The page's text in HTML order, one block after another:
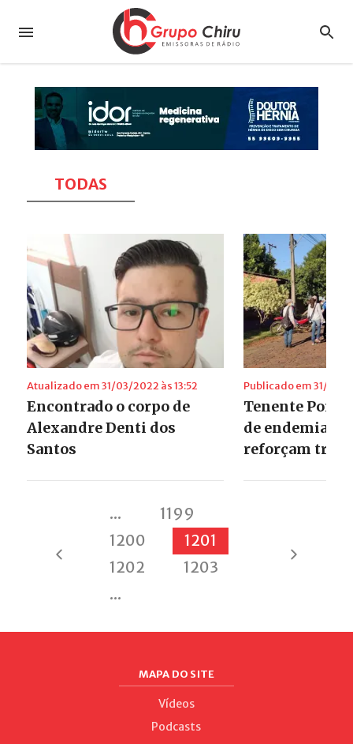
TODAS
Atualizado em 31/03/2022 às 13:52
Encontrado o corpo de
Alexandre Denti dos
Santos
Publicado em 31/03/
Tenente
de endemias e
reforçam
...
1199
1200
1201
1202
1203
...
MAPA DO SITE
Vídeos
Podcasts